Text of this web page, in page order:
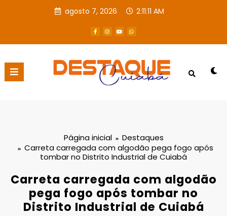
agosto 7, 2026 2:11:11 AM
Página inicial
Destaques
Carreta carregada com algodão pega fogo após
tombar no Distrito Industrial de Cuiabá
Carreta carregada com algodão
pega fogo após tombar no
Distrito Industrial de Cuiabá